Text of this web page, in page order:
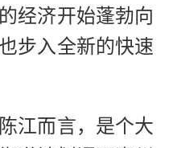
经济开始蓬勃向
步入全新的快速
江而言，是个大